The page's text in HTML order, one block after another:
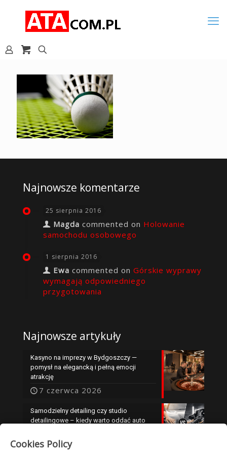
Najnowsze komentarze
25 sierpnia 2016
Magda commented on Holowanie
samochodu osobowego
1 sierpnia 2016
Ewa commented on Górskie wyprawy
wymagają odpowiedniego
przygotowania
Najnowsze artykuły
Kasyno na imprezy w Bydgoszczy —
pomysł na elegancką i pełną emocji
atrakcję
7 czerwca 2026
Samodzielny detailing czy studio
detailingowe – kiedy warto oddać auto
25 maja 2026
Cookies Policy